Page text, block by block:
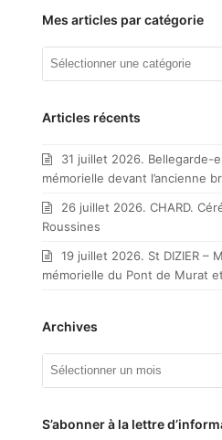
Mes articles par catégorie
Mes
catégorie
Articles récents
31 juillet 2026. Bellegarde-
mémorielle devant l’ancienne
26 juillet 2026. CHARD.
Roussines
19 juillet 2026. St DIZIER –
mémorielle du Pont de Murat
Archives
S’abonner à la lettre